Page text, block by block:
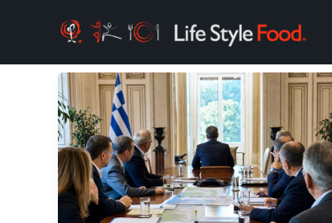
περιεχόμενο